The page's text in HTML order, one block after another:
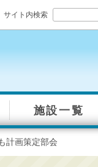
サイト内検索
施設一覧
計画策定部会